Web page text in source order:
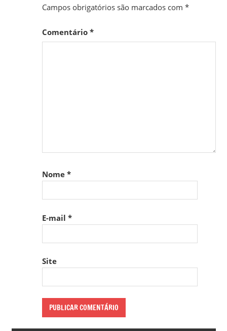
Campos obrigatórios são marcados com *
Comentário *
Nome *
E-mail *
Site